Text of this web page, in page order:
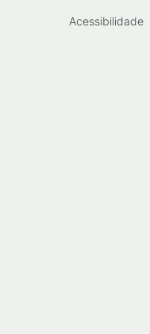
Acessibilidade